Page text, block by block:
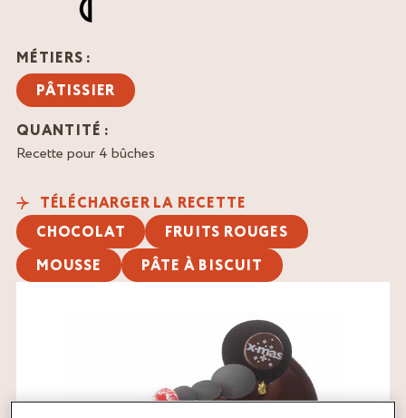
MÉTIERS :
PÂTISSIER
QUANTITÉ :
Recette pour 4 bûches
TÉLÉCHARGER LA RECETTE
CHOCOLAT
FRUITS ROUGES
MOUSSE
PÂTE À BISCUIT